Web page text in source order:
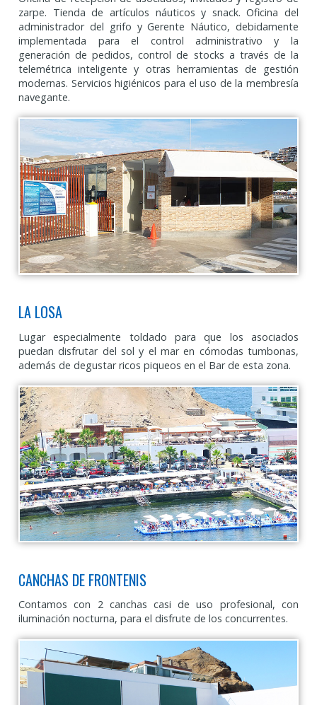
zarpe. Tienda de artículos náuticos y snack. Oficina del
administrador del grifo y Gerente Náutico, debidamente
implementada para el control administrativo y la
generación de pedidos, control de stocks a través de la
telemétrica inteligente y otras herramientas de gestión
modernas. Servicios higiénicos para el uso de la membresía
navegante.
LA LOSA
Lugar especialmente toldado para que los asociados
puedan disfrutar del sol y el mar en cómodas tumbonas,
además de degustar ricos piqueos en el Bar de esta zona.
CANCHAS DE FRONTENIS
Contamos con 2 canchas casi de uso profesional, con
iluminación nocturna, para el disfrute de los concurrentes.